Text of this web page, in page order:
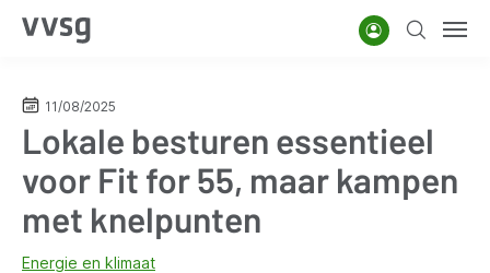
Overslaan
inhoud
AccountZoeken
11/08/2025
Lokale besturen essentieel
voor Fit for 55, maar kampen
met knelpunten
Energie en klimaat